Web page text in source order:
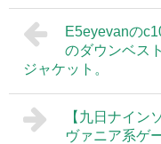
E5eyevanの
のダウンベス
ジャケット。
【九日ナイン
ヴァニア系ゲ